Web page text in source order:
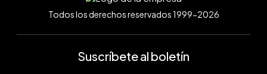
Todos los derechos reservados 1999-2026
Suscríbete al boletín